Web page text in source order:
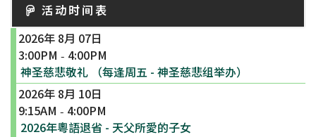
活动时间表
2026年 8月 07日
3:00PM - 4:00PM
神圣慈悲敬礼 （每逢周五 - 神圣慈悲组举办）
2026年 8月 10日
9:15AM - 4:00PM
2026年粵語退省 - 天父所愛的子女